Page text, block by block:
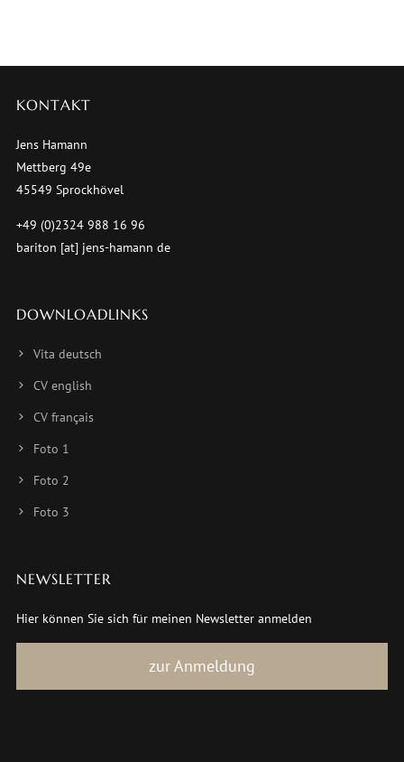
KONTAKT
Jens Hamann
Mettberg 49e
45549 Sprockhövel
+49 (0)2324 988 16 96
bariton [at] jens-hamann de
DOWNLOADLINKS
Vita deutsch
CV english
CV français
Foto 1
Foto 2
Foto 3
NEWSLETTER
Hier können Sie sich für meinen Newsletter anmelden
zur Anmeldung